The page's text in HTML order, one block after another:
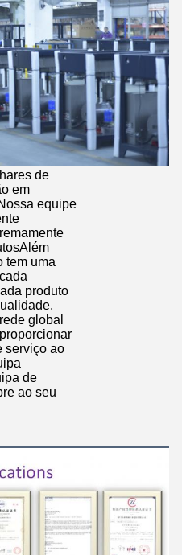
de
em
equipe
tem uma
produto
global
serviço ao
de
ao seu